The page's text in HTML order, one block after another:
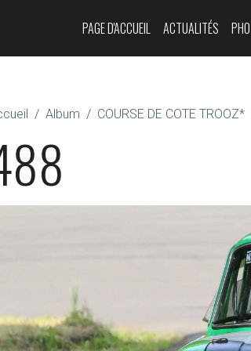
PAGE D'ACCUEIL ACTUALITÉS
Album COURSE DE COTE TROOZ*